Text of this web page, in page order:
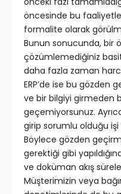
öncesinde bu
formalite olarak
Bunun sonucunda, bir
çözümlemediğiniz
daha fazla zaman
ERP’de ise bu
ve bir bilgiyi girmeden
geçemiyorsunuz.
girip sorumlu olduğu işi
Böylece gözden
gerektiği gibi
ve doküman akış
Müşterimizin veya